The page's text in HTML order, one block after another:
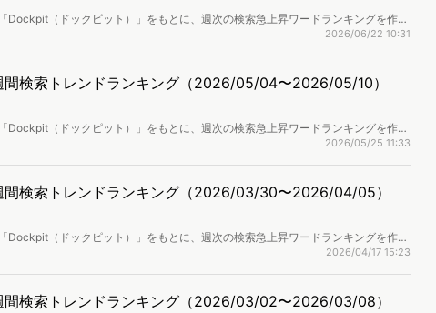
Dockpit（ドックピット）」をもとに、週次の検索急上昇ワードランキングを作成
上げます。
2026/06/22 10:31
間検索トレンドランキング（2026/05/04〜2026/05/10）
Dockpit（ドックピット）」をもとに、週次の検索急上昇ワードランキングを作成
上げます。
2026/05/25 11:33
間検索トレンドランキング（2026/03/30〜2026/04/05）
Dockpit（ドックピット）」をもとに、週次の検索急上昇ワードランキングを作成
上げます。
2026/04/17 15:23
間検索トレンドランキング（2026/03/02〜2026/03/08）